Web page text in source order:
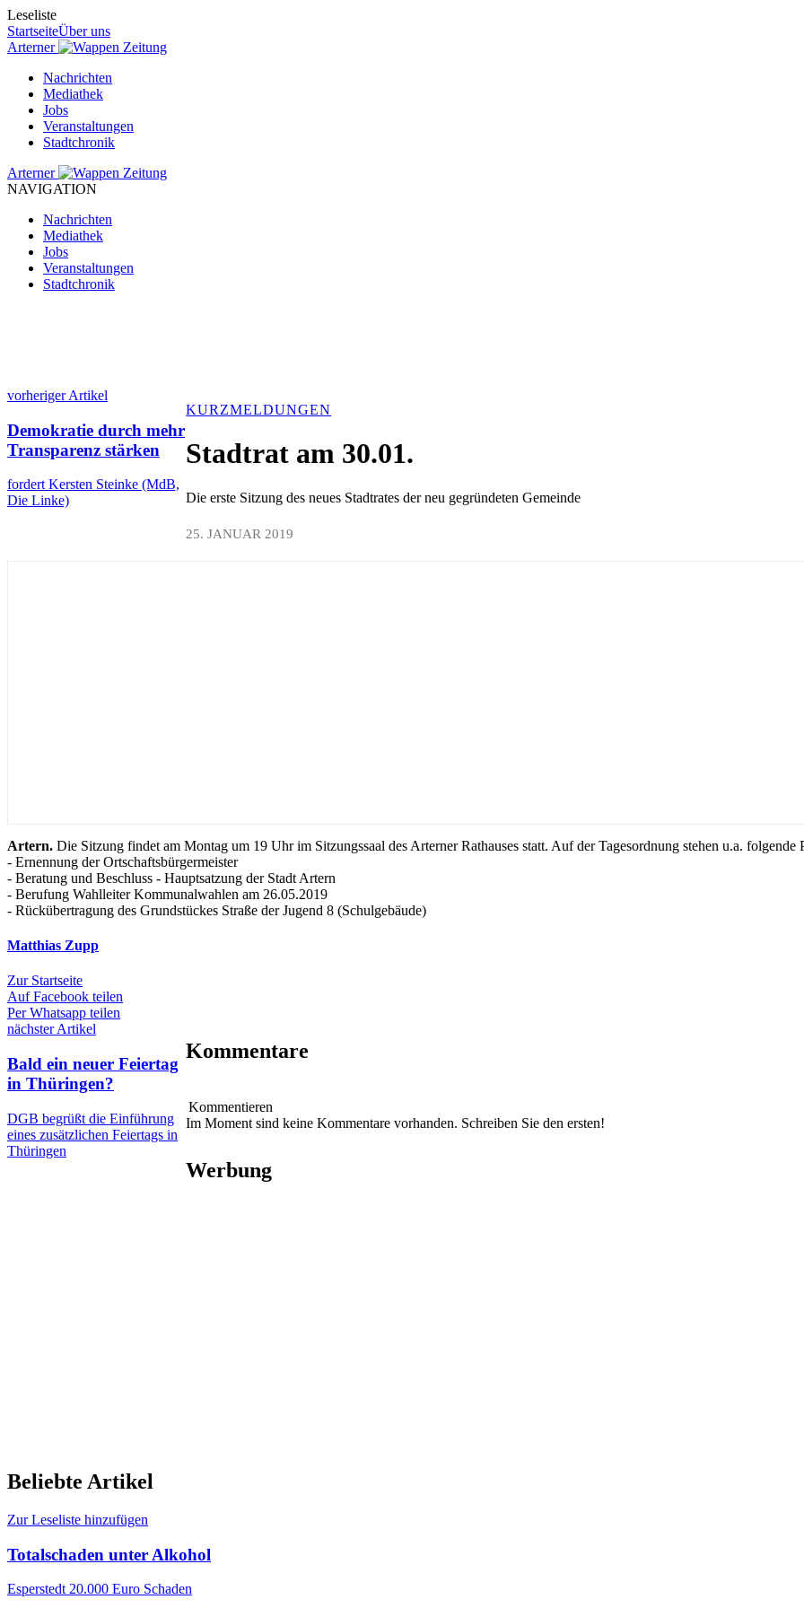
Leseliste
StartseiteÜber uns
Arterner
Zeitung
Nachrichten
Mediathek
Jobs
Veranstaltungen
Stadtchronik
Arterner
Zeitung
NAVIGATION
Nachrichten
Mediathek
Jobs
Veranstaltungen
Stadtchronik
vorheriger Artikel
Demokratie durch mehr
Transparenz stärken
fordert Kersten Steinke (MdB,
Die Linke)
KURZMELDUNGEN
Stadtrat am 30.01.
Die erste Sitzung des neues Stadtrates der neu gegründeten Gemeinde
25. JANUAR 2019
Artern. Die Sitzung findet am Montag um 19 Uhr im Sitzungssaal des Arterner Rathauses statt. Auf der Tagesordnung stehen u.a. folgende
- Ernennung der Ortschaftsbürgermeister
- Beratung und Beschluss - Hauptsatzung der Stadt Artern
- Berufung Wahlleiter Kommunalwahlen am 26.05.2019
- Rückübertragung des Grundstückes Straße der Jugend 8 (Schulgebäude)
Matthias Zupp
Zur Startseite
Auf Facebook teilen
Per Whatsapp teilen
nächster Artikel
Bald ein neuer Feiertag
in Thüringen?
DGB begrüßt die Einführung
eines zusätzlichen Feiertags in
Thüringen
Kommentare
Kommentieren
Im Moment sind keine Kommentare vorhanden. Schreiben Sie den ersten!
Werbung
Beliebte Artikel
Zur Leseliste hinzufügen
Totalschaden unter Alkohol
Esperstedt 20.000 Euro Schaden